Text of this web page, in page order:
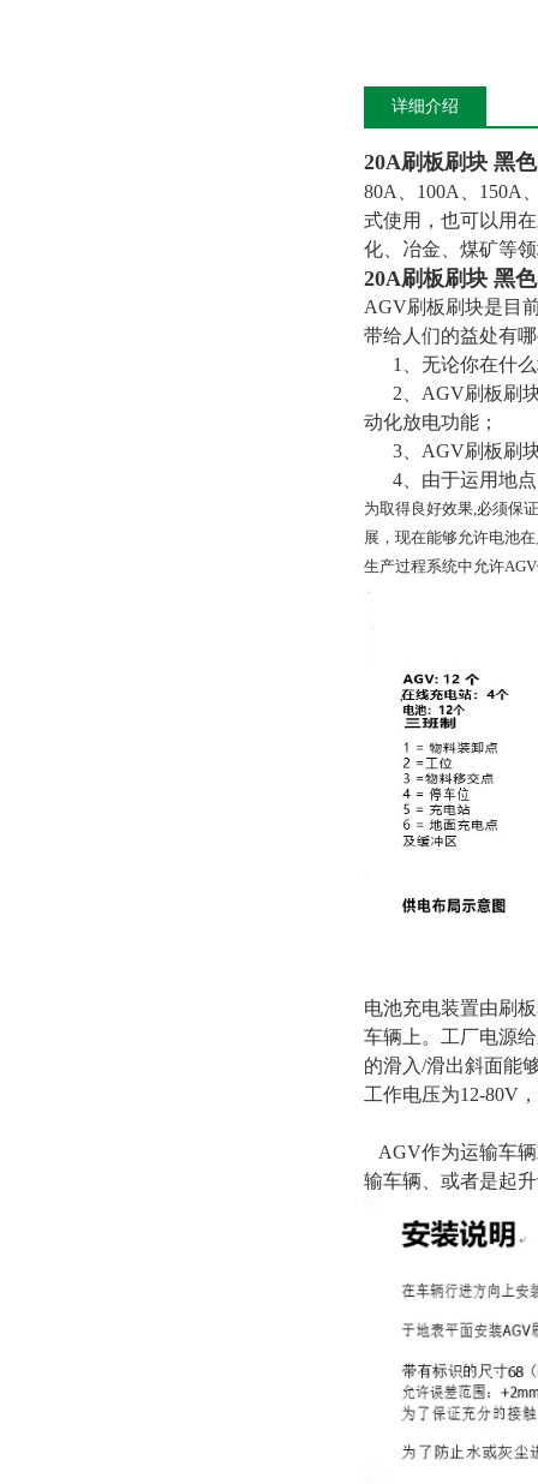
详细介绍
20A刷板刷块 黑色
80A、100A、150A
式使用，也可以用
化、冶金、煤矿等
20A刷板刷块 黑色
AGV刷板刷块是目
带给人们的益处有
1、无论你在什么
2、AGV刷板刷块
动化放电功能；
3、AGV刷板刷块
4、由于运用地点
为取得良好效果,必须保
展，现在能够允许电池
生产过程系统中允许
电池充电装置由刷
车辆上。工厂电源
的滑入/滑出斜面能
工作电压为12-80V
AGV作为运输车
输车辆、或者是起